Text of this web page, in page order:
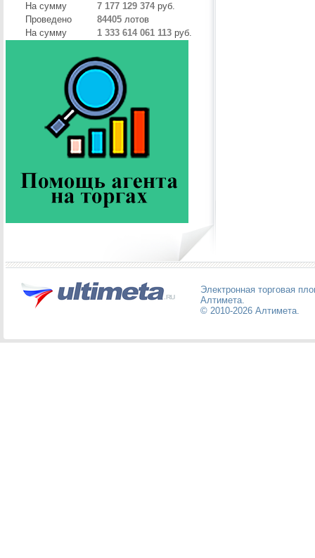
На сумму
7 177 129 374 руб.
Проведено
84405 лотов
На сумму
1 333 614 061 113 руб.
Электронная торговая
Алтимета.
© 2010-2026 Алтимета.